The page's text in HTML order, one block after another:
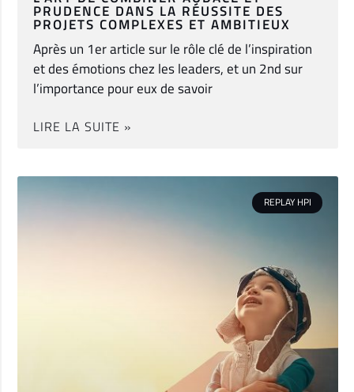
PRUDENCE DANS LA RÉUSSITE DES
PROJETS COMPLEXES ET AMBITIEUX
Après un 1er article sur le rôle clé de l’inspiration
et des émotions chez les leaders, et un 2nd sur
l’importance pour eux de savoir
LIRE LA SUITE »
REPLAY HPI